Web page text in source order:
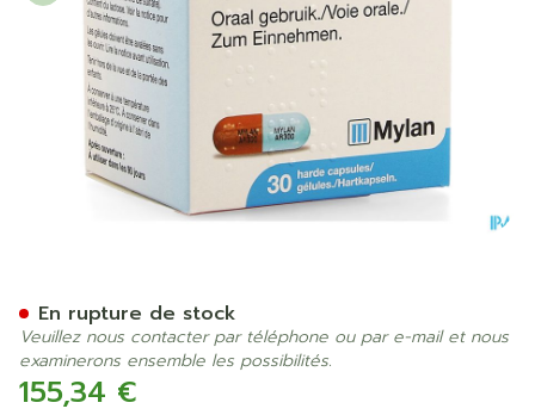
155,34 €
En rupture de stock
Veuillez nous contacter par téléphone ou par e-mail et nous
examinerons ensemble les possibilités.